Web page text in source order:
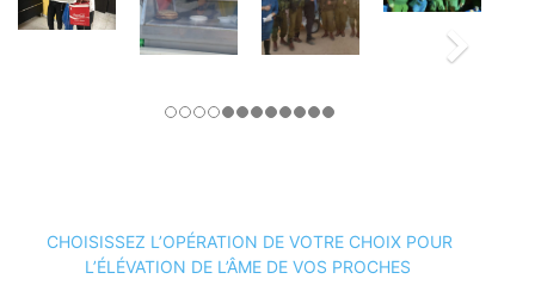
CHOISISSEZ L’OPÉRATION DE VOTRE CHOIX POUR
L’ÉLÉVATION DE L’ÂME DE VOS PROCHES